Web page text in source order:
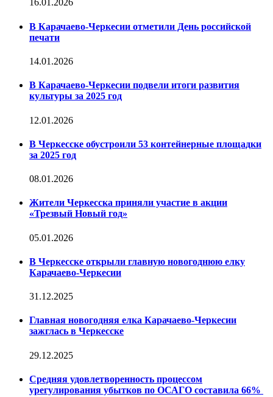
16.01.2026
В Карачаево-Черкесии отметили День российской
печати
14.01.2026
В Карачаево-Черкесии подвели итоги развития
культуры за 2025 год
12.01.2026
В Черкесске обустроили 53 контейнерные площадки
за 2025 год
08.01.2026
Жители Черкесска приняли участие в акции
«Трезвый Новый год»
05.01.2026
В Черкесске открыли главную новогоднюю елку
Карачаево-Черкесии
31.12.2025
Главная новогодняя елка Карачаево-Черкесии
зажглась в Черкесске
29.12.2025
Средняя удовлетворенность процессом
урегулирования убытков по ОСАГО составила 66%